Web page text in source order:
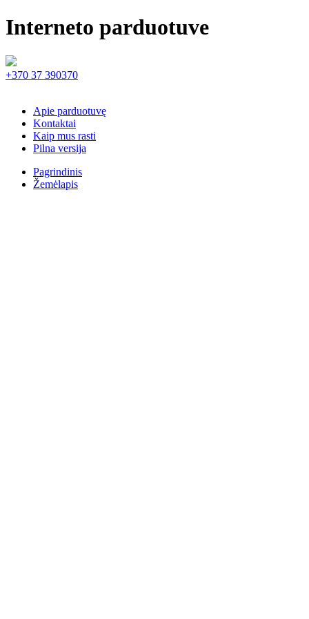
Interneto parduotuve
+370 37 390370
Apie parduotuvę
Kontaktai
Kaip mus rasti
Pilna versija
Pagrindinis
Žemėlapis